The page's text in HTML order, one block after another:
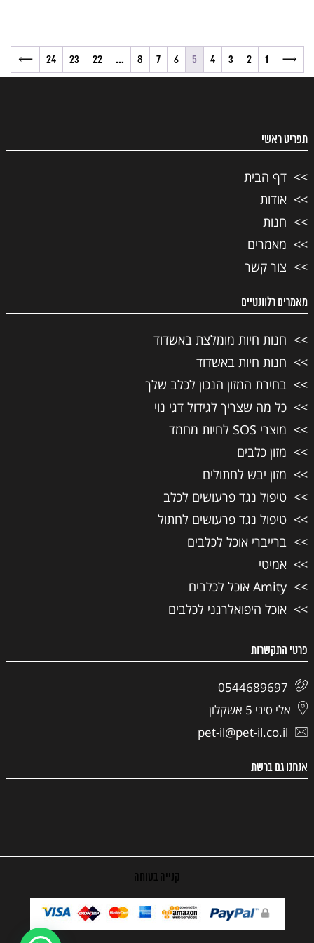
←
1
2
3
4
5
6
7
8
…
22
23
24
→
תפריט ראשי
דף הבית
אודות
חנות
מאמרים
צור קשר
מאמרים רלוונטיים
חנות חיות מומלצת באשדוד
חנות חיות באשדוד
בחירת המזון הנכון לכלב שלך
כל מה שצריך לגידול דגי נוי
מוצרי SOS לחיות מחמד
מזון כלבים
מזון יבש לחתולים
טיפול נגד פרעושים לכלב
טיפול נגד פרעושים לחתול
ברייברי אוכל לכלבים
אמיטי
Amity אוכל לכלבים
אוכל היפואלרגני לכלבים
פרטי התקשרות
0544689697
אלי סיני 5 אשקלון
pet-il@pet-il.co.il
אנחנו גם ברשת
קנייה בטוחה